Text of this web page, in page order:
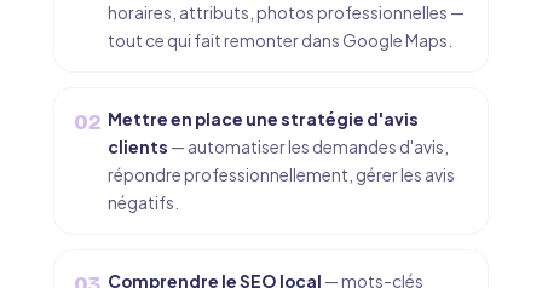
horaires, attributs, photos professionnelles —
tout ce qui fait remonter dans Google Maps.
02 Mettre en place une stratégie d'avis
clients — automatiser les demandes d'avis,
répondre professionnellement, gérer les avis
négatifs.
Comprendre le SEO local — mots-clés